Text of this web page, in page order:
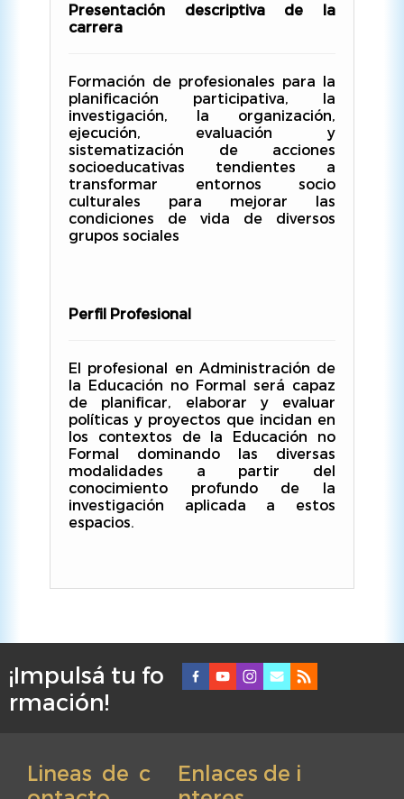
Presentación descriptiva de la
carrera
Formación de profesionales para la
planificación participativa, la
investigación, la organización,
ejecución, evaluación y
sistematización de acciones
socioeducativas tendientes a
transformar entornos socio
culturales para mejorar las
condiciones de vida de diversos
grupos sociales
Perfil Profesional
El profesional en Administración de
la Educación no Formal será capaz
de planificar, elaborar y evaluar
políticas y proyectos que incidan en
los contextos de la Educación no
Formal dominando las diversas
modalidades a partir del
conocimiento profundo de la
investigación aplicada a estos
espacios.
F
o
¡Impulsá tu fo
rmación!
Lineas de c
Enlaces de i